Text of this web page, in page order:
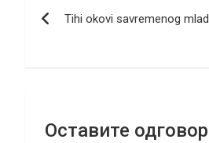
o
k
Tihi okovi savremenog
Оставите одговор